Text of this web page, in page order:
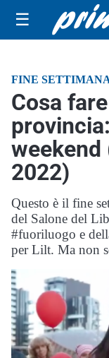
☰
FINE
Cosa
weekend
2022)
Questo è il fine
del Salone del
#fuoriluogo e
per Lilt. Ma non